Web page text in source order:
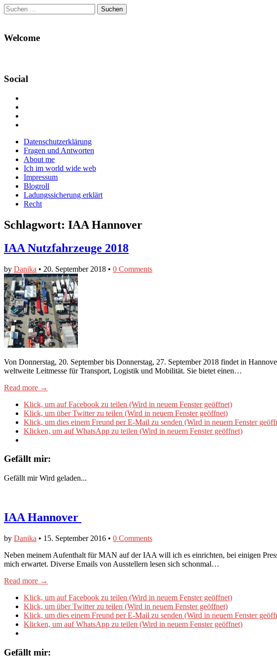
Suchen
nach:
Welcome
Social
Facebook
anzeigen
Twitter
anzeigen
auf
Instagram
anzeigen
Main
menu
Skip
content
Datenschutzerklärung
Fragen und Antworten
About me
Ich im world wide web
Impressum
Blogroll
Ladungssicherung erklärt
Recht
Schlagwort: IAA Hannover
IAA Nutzfahrzeuge 2018
by Danika • 20. September 2018 • 0 Comments
Von Donnerstag, 20. September bis Donnerstag, 27. September 2018 findet in
weltweite Leitmesse für Transport, Logistik und Mobilität. Sie bietet einen…
Read more →
Klick, um auf Facebook zu teilen (Wird in neuem Fenster geöffnet)
Klick, um über Twitter zu teilen (Wird in neuem Fenster geöffnet)
Klick, um dies einem Freund per E-Mail zu senden (Wird in neuem Fenster
Klicken, um auf WhatsApp zu teilen (Wird in neuem Fenster geöffnet)
Gefällt mir:
Gefällt mir Wird geladen...
IAA Hannover
by Danika • 15. September 2016 • 0 Comments
Neben meinem Aufenthalt für MAN auf der IAA will ich es einrichten, bei einigen
mich erwartet. Diverse Emails von Ausstellern lesen sich schonmal…
Read more →
Klick, um auf Facebook zu teilen (Wird in neuem Fenster geöffnet)
Klick, um über Twitter zu teilen (Wird in neuem Fenster geöffnet)
Klick, um dies einem Freund per E-Mail zu senden (Wird in neuem Fenster
Klicken, um auf WhatsApp zu teilen (Wird in neuem Fenster geöffnet)
Gefällt mir: